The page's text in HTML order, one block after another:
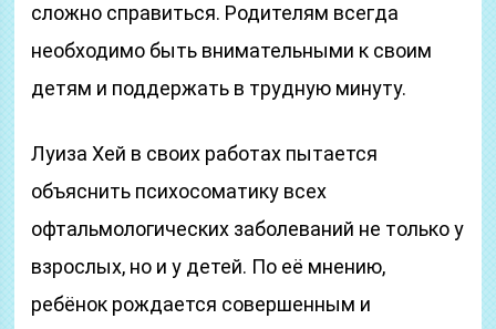
сложно справиться. Родителям всегда
необходимо быть внимательными к своим
детям и поддержать в трудную минуту.
Луиза Хей в своих работах пытается
объяснить психосоматику всех
офтальмологических заболеваний не только у
взрослых, но и у детей. По её мнению,
ребёнок рождается совершенным и